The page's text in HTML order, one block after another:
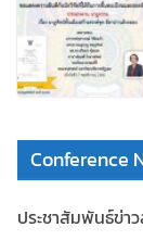
Conference
ประชาสัมพันธ์ข่า